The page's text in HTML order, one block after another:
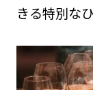
きる特別な